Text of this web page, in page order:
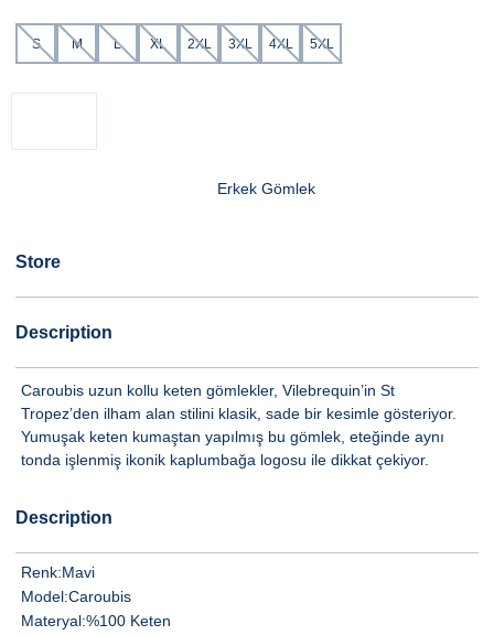
S M L XL 2XL 3XL 4XL 5XL
Erkek Gömlek
Store
Description
Caroubis uzun kollu keten gömlekler, Vilebrequin’in St
Tropez’den ilham alan stilini klasik, sade bir kesimle gösteriyor.
Yumuşak keten kumaştan yapılmış bu gömlek, eteğinde aynı
tonda işlenmiş ikonik kaplumbağa logosu ile dikkat çekiyor.
Description
Renk:Mavi
Model:Caroubis
Materyal:%100 Keten